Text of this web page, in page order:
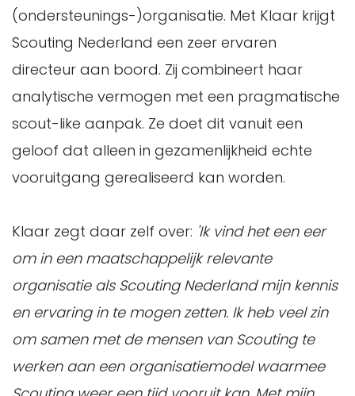
(ondersteunings-)organisatie. Met Klaar krijgt
Scouting Nederland een zeer ervaren
directeur aan boord. Zij combineert haar
analytische vermogen met een pragmatische
scout-like aanpak. Ze doet dit vanuit een
geloof dat alleen in gezamenlijkheid echte
vooruitgang gerealiseerd kan worden.
Klaar zegt daar zelf over: 'Ik vind het een eer
om in een maatschappelijk relevante
organisatie als Scouting Nederland mijn kennis
en ervaring in te mogen zetten. Ik heb veel zin
om samen met de mensen van Scouting te
werken aan een organisatiemodel waarmee